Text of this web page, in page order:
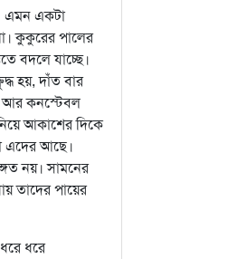
এমন একটা
কুকুরের পালের
বদলে যাচ্ছে।
হয়, দাঁত বার
আর কনস্টেবল
আকাশের দিকে
এদের আছে।
নয়। সামনের
তাদের পায়ের
ধরে